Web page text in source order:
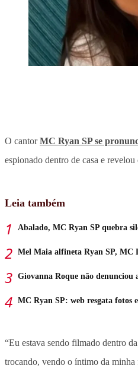
O cantorMC Ryan SP se
espionado dentro de casa e
Leia também
Abalado, MC Ryan SP quebra
Mel Maia alfineta Ryan SP, MC
Giovanna Roque não denunciou
MC Ryan SP: web resgata fotos
“Eu estava sendo filmado dentro
trocando, vendo o íntimo da minha